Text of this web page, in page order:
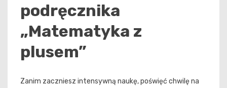
podręcznika
„Matematyka z
plusem”
Zanim zaczniesz intensywną naukę, poświęć chwilę na